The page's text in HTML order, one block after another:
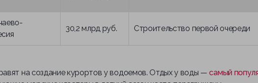
30,2 млрд руб. Строительство первой очереди
на создание курортов у водоемов. Отдых у воды —самый